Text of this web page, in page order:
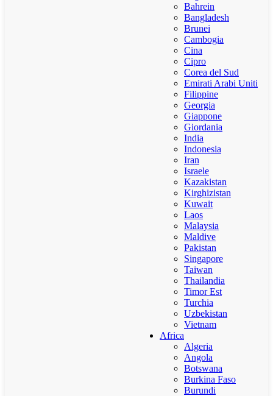
Bahrein
Bangladesh
Brunei
Cambogia
Cina
Cipro
Corea del Sud
Emirati Arabi Uniti
Filippine
Georgia
Giappone
Giordania
India
Indonesia
Iran
Israele
Kazakistan
Kirghizistan
Kuwait
Laos
Malaysia
Maldive
Pakistan
Singapore
Taiwan
Thailandia
Timor Est
Turchia
Uzbekistan
Vietnam
Africa
Algeria
Angola
Botswana
Burkina Faso
Burundi